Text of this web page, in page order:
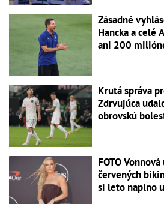
Zásadné
Hancka a celé
ani 200
Krutá správa
Zdrvujúca
obrovskú
FOTO
červených
si leto naplno